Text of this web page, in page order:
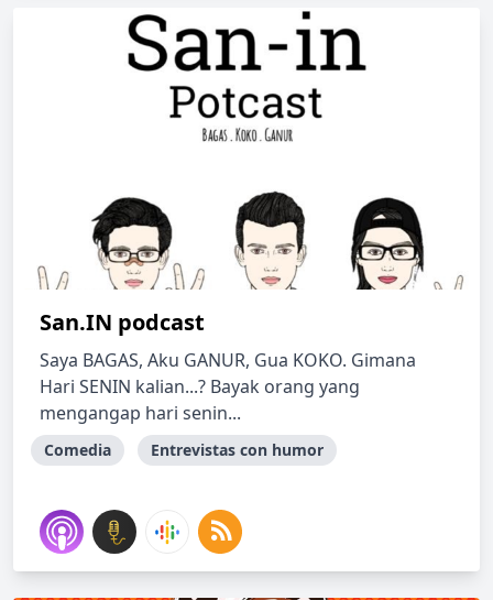
San.IN podcast
Saya BAGAS, Aku GANUR, Gua KOKO. Gimana
Hari SENIN kalian...? Bayak orang yang
mengangap hari senin...
Comedia Entrevistas con humor